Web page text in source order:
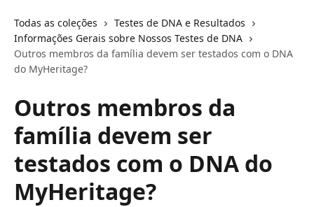
Todas as coleções
Testes de DNA e Resultados
Informações Gerais sobre Nossos Testes de DNA
Outros membros da família devem ser testados com o DNA
do MyHeritage?
Outros membros da
família devem ser
testados com o DNA do
MyHeritage?